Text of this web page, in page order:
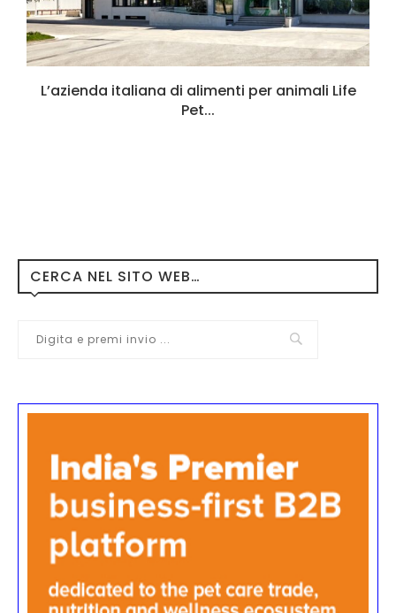
L’azienda italiana di alimenti per animali Life
Pet...
CERCA NEL SITO WEB…